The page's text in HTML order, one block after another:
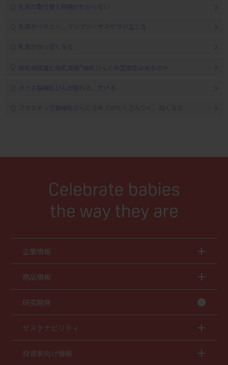
Q
Q
Q
Q
Q
Q
企業情報
商品情報
研究開発
サステナビリティ
投資家向け情報